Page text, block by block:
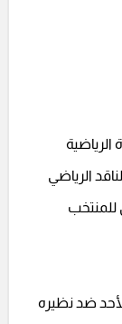
القناة الرياضية
الرياضي
للمنتخب
ضد نظيره